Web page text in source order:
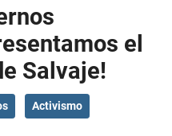
el
Salvaje!
Activismo